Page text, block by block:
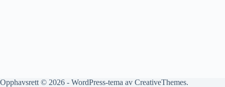
Opphavsrett © 2026 - WordPress-tema av CreativeThemes.